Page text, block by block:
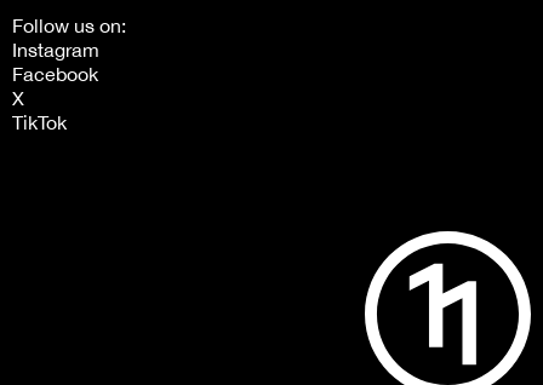
Follow us on:
Instagram
Facebook
X
TikTok